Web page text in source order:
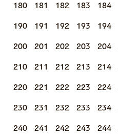
180 181 182 183 184
190 191 192 193 194
200 201 202 203 204
210 211 212 213 214
220 221 222 223 224
230 231 232 233 234
240 241 242 243 244